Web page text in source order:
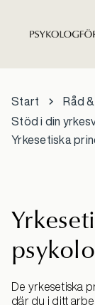
Start Råd
Stöd i din
Yrkesetiska
De yrkesetiska
där du i ditt